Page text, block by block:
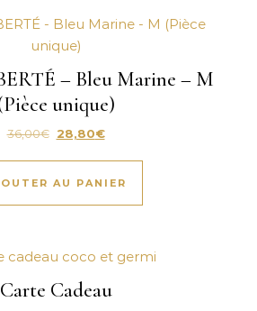
– Bleu Marine – M
unique)
36,00€ Le prix initial était : 36,00€.
28,80€Le prix actuel est : 28,80€.
AU PANIER
Carte Cadeau